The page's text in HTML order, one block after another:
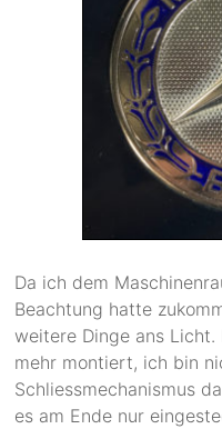
Da ich dem
Beachtung hatte
weitere Dinge ans
mehr montiert, ich bin
Schliessmechanismus
es am Ende nur